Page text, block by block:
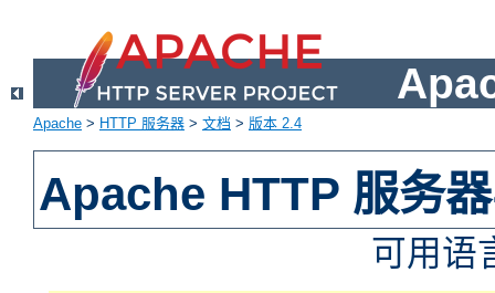
Apache > HTTP 服务器 > 文档 > 版本 2.4
Apache HTTP 服务
可用语